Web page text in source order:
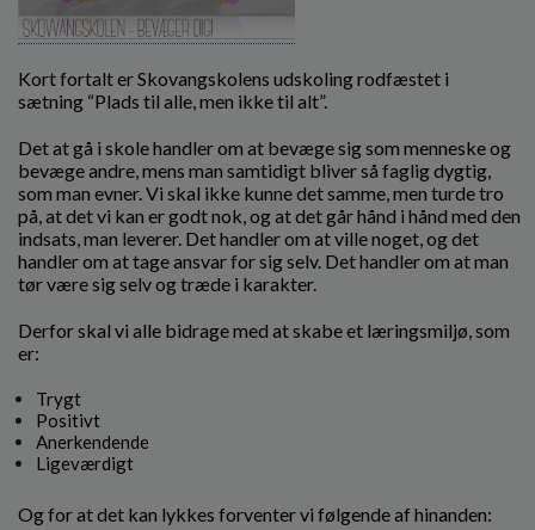
Kort fortalt er Skovangskolens udskoling rodfæstet i
sætning “Plads til alle, men ikke til alt”.
Det at gå i skole handler om at bevæge sig som menneske og
bevæge andre, mens man samtidigt bliver så faglig dygtig,
som man evner. Vi skal ikke kunne det samme, men turde tro
på, at det vi kan er godt nok, og at det går hånd i hånd med den
indsats, man leverer. Det handler om at ville noget, og det
handler om at tage ansvar for sig selv. Det handler om at man
tør være sig selv og træde i karakter.
Derfor skal vi alle bidrage med at skabe et læringsmiljø, som
er:
Trygt
Positivt
Anerkendende
Ligeværdigt
Og for at det kan lykkes forventer vi følgende af hinanden: